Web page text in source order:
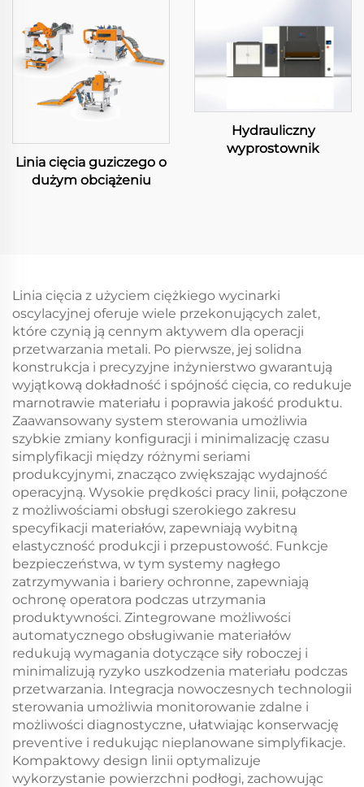
Linia cięcia guziczego o
dużym obciążeniu
Hydrauliczny
wyprostownik
Linia cięcia z użyciem ciężkiego wycinarki
oscylacyjnej oferuje wiele przekonujących zalet,
które czynią ją cennym aktywem dla operacji
przetwarzania metali. Po pierwsze, jej solidna
konstrukcja i precyzyjne inżynierstwo gwarantują
wyjątkową dokładność i spójność cięcia, co redukuje
marnotrawie materiału i poprawia jakość produktu.
Zaawansowany system sterowania umożliwia
szybkie zmiany konfiguracji i minimalizację czasu
simplyfikacji między różnymi seriami
produkcyjnymi, znacząco zwiększając wydajność
operacyjną. Wysokie prędkości pracy linii, połączone
z możliwościami obsługi szerokiego zakresu
specyfikacji materiałów, zapewniają wybitną
elastyczność produkcji i przepustowość. Funkcje
bezpieczeństwa, w tym systemy nagłego
zatrzymywania i bariery ochronne, zapewniają
ochronę operatora podczas utrzymania
produktywności. Zintegrowane możliwości
automatycznego obsługiwanie materiałów
redukują wymagania dotyczące siły roboczej i
minimalizują ryzyko uszkodzenia materiału podczas
przetwarzania. Integracja nowoczesnych technologii
sterowania umożliwia monitorowanie zdalne i
możliwości diagnostyczne, ułatwiając konserwację
preventive i redukując nieplanowane simplyfikacje.
Kompaktowy design linii optymalizuje
wykorzystanie powierzchni podłogi, zachowując